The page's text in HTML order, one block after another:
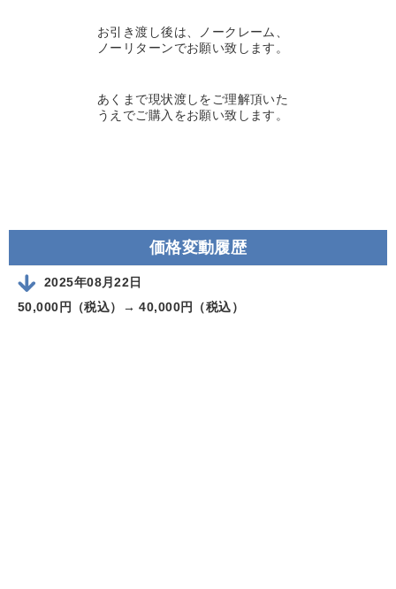
お引き渡し後は、ノークレーム、
ノーリターンでお願い致します。
あくまで現状渡しをご理解頂いた
うえでご購入をお願い致します。
価格変動履歴
2025年08月22日
50,000円（税込）→ 40,000円（税込）